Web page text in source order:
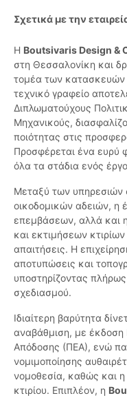
Σχετικά με την
Η Boutsivaris Design &
στη Θεσσαλονίκη και
τομέα των κατασκευών
τεχνικό γραφείο
Διπλωματούχους
Μηχανικούς,
ποιότητας στις
Προσφέρεται ένα ευρύ
όλα τα στάδια ενός
Μεταξύ των υπηρεσιών
οικοδομικών αδειών, η
επεμβάσεων, αλλά και
και εκτιμήσεων
απαιτήσεις. Η
αποτυπώσεις και
υποστηρίζοντας
σχεδιασμού.
Ιδιαίτερη βαρύτητα
αναβάθμιση, με έκδοση
Απόδοσης (ΠΕΑ), ενώ
νομιμοποίησης
νομοθεσία, καθώς και
κτιρίου. Επιπλέον, η